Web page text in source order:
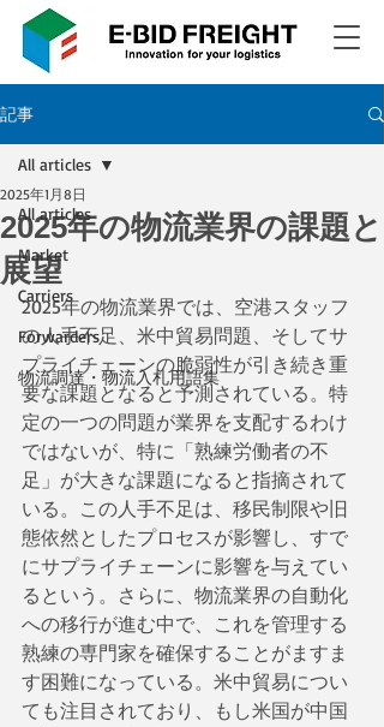
記事
All articles
Market
Carriers
Forwarders
物流調達・物流入札用語集
All articles
2025年の物流業界の課題と
展望
2025年1月8日
2025年の物流業界では、空港スタッフ
の人手不足、米中貿易問題、そしてサ
プライチェーンの脆弱性が引き続き重
要な課題となると予測されている。特
定の一つの問題が業界を支配するわけ
ではないが、特に「熟練労働者の不
足」が大きな課題になると指摘されて
いる。この人手不足は、移民制限や旧
態依然としたプロセスが影響し、すで
にサプライチェーンに影響を与えてい
るという。さらに、物流業界の自動化
への移行が進む中で、これを管理する
熟練の専門家を確保することがますま
す困難になっている。米中貿易につい
ても注目されており、もし米国が中国